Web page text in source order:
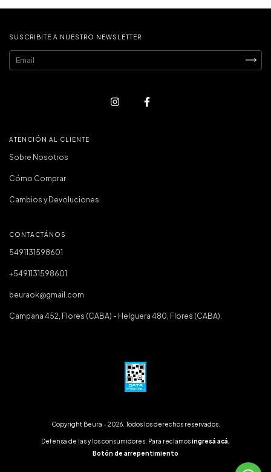
SUSCRIBITE A NUESTRO NEWSLETTER
ATENCIÓN AL CLIENTE
Sobre Nosotros
Cómo Comprar
Cambios y Devoluciones
CONTACTÁNOS
5491131598601
+5491131598601
beuraok@gmail.com
Campana 452, Flores (CABA) - Helguera 480, Flores (CABA).
Copyright Beura - 2026. Todos los derechos reservados.
Defensa de las y los consumidores. Para reclamosingresá acá.
Botón de arrepentimiento